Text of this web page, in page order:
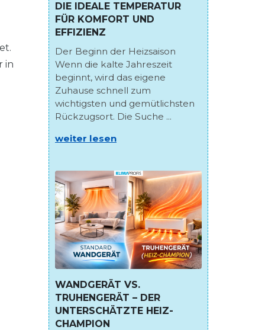
in
DIE IDEALE TEMPERATUR
FÜR KOMFORT UND
EFFIZIENZ
Der Beginn der Heizsaison
Wenn die kalte Jahreszeit
beginnt, wird das eigene
Zuhause schnell zum
wichtigsten und gemütlichsten
Rückzugsort. Die Suche ...
weiter lesen
WANDGERÄT VS.
TRUHENGERÄT – DER
UNTERSCHÄTZTE HEIZ-
CHAMPION